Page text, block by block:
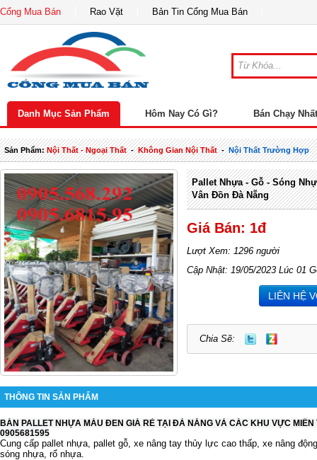
Cổng Mua Bán Rao Vặt Bản Tin Cổng Mua Bán
Danh Mục Sản Phẩm Hôm Nay Có Gì? Bán Chạy Nhất
Sản Phẩm:Nội Thất - Ngoại Thất-Không Gian Nội Thất-Nội Thất Trường Hợp
Pallet Nhựa - Gỗ - Sóng
Vân Đồn Đà Nẵng
Giá Bán: 1đ
Lượt Xem: 1296 người
Cập Nhật: 19/05/2023 Lúc 01
LIÊN HỆ
Chia Sẽ:
THÔNG TIN SẢN PHẨM
BÁN PALLET NHỰA MÀU ĐEN GIÁ RẺ TẠI ĐÀ NẴNG VÀ CÁC KHU VỰC MIỀN
0905681595
Cung cấp pallet nhựa, pallet gỗ, xe nâng tay thủy lực cao thấp, xe nâng
sóng nhựa, rổ nhựa.